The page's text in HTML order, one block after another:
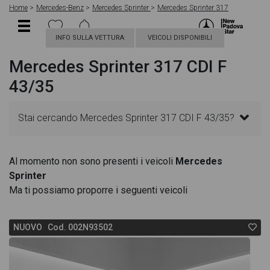
Home Mercedes-Benz Mercedes Sprinter Mercedes Sprinter 317
INFO SULLA VETTURA VEICOLI DISPONIBILI
Mercedes Sprinter 317 CDI F
43/35
Stai cercando Mercedes Sprinter 317 CDI F 43/35?
acquistare un veicolo Mercedes nuovo. Le schede
modo da aiutarti a scegliere quella più adatta alle
Al momento non sono presenti i veicoli Mercedes
Sprinter
Ma ti possiamo proporre i seguenti veicoli
NUOVO Cod. 002N93502